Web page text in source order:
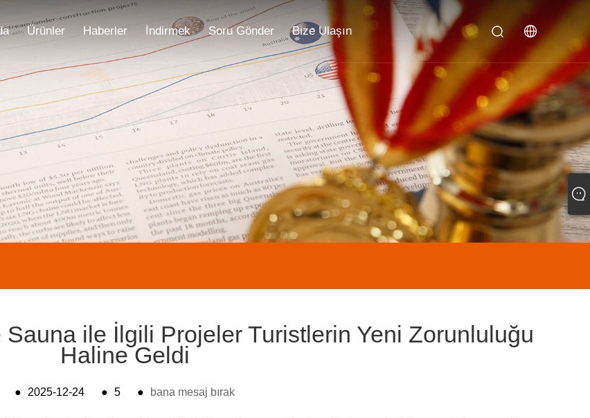
Ürünler Haberler İndirmek Soru Gönder Bize Ulaşın
ile İlgili Projeler Turistlerin Yeni Zorunluluğu
Haline Geldi
● 2025-12-24 ● 5 ● bana mesaj bırak